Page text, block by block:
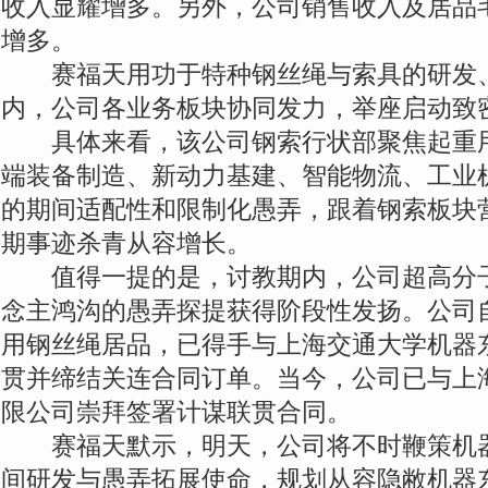
收入显耀增多。另外，公司销售收入及居
增多。
赛福天用功于特种钢丝绳与索具的研发
内，公司各业务板块协同发力，举座启动致
具体来看，该公司钢索行状部聚焦起重
端装备制造、新动力基建、智能物流、工
的期间适配性和限制化愚弄，跟着钢索板
期事迹杀青从容增长。
值得一提的是，讨教期内，公司超高分
念主鸿沟的愚弄探提获得阶段性发扬。公
用钢丝绳居品，已得手与上海交通大学机
贯并缔结关连合同订单。当今，公司已与
限公司崇拜签署计谋联贯合同。
赛福天默示，明天，公司将不时鞭策机
间研发与愚弄拓展使命，规划从容隐敝机